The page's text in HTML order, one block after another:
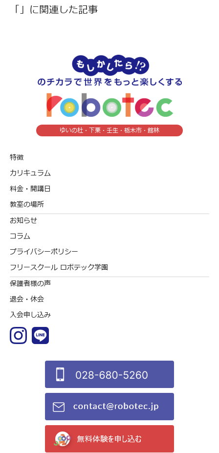
「」に関連した記事
ゆいの杜・下栗・壬生・栃木市・館林
特徴
カリキュラム
料金・開講日
教室の場所
お知らせ
コラム
プライバシーポリシー
フリースクール ロボテック学園
保護者様の声
退会・休会
入会申し込み